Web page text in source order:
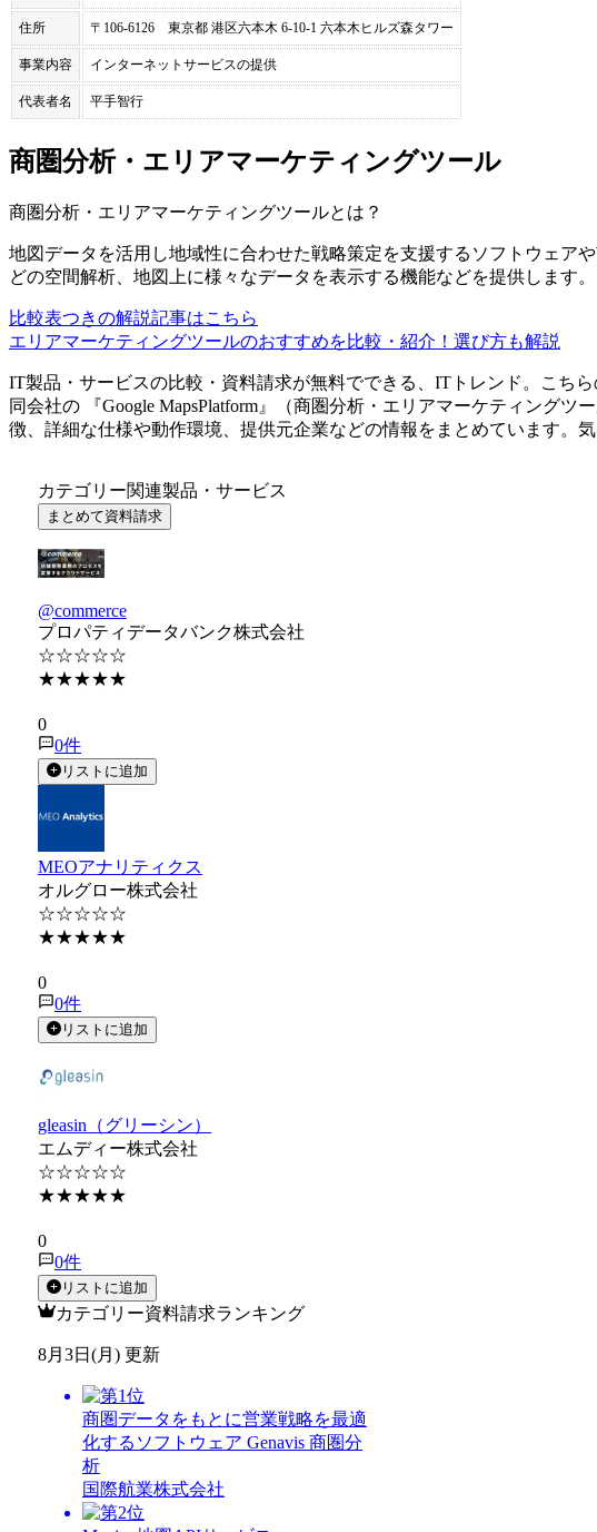
住所 〒106-6126 東京都 港区六本木 6-10-1 六本木ヒルズ森タワー
事業内容 インターネットサービスの提供
代表者名 平手智行
商圏分析・エリアマーケティングツール
商圏分析・エリアマーケティングツールとは？
地図データを活用し地域性に合わせた戦略策定を支援するソフトウェア
どの空間解析、地図上に様々なデータを表示する機能などを提供します。
比較表つきの解説記事はこちら
エリアマーケティングツールのおすすめを比較・紹介！選び方も解説
IT製品・サービスの比較・資料請求が無料でできる、ITトレンド。こちら
同会社の 『Google MapsPlatform 』（商圏分析・エリアマーケティングツ
徴、詳細な仕様や動作環境、提供元企業などの情報をまとめています。
カテゴリー関連製品・サービス
まとめて資料請求
@commerce
プロパティデータバンク株式会社
☆☆☆☆☆
★★★★★
0
0件
リストに追加
MEOアナリティクス
オルグロー株式会社
☆☆☆☆☆
★★★★★
0
0件
リストに追加
gleasin（グリーシン）
エムディー株式会社
☆☆☆☆☆
★★★★★
0
0件
リストに追加
カテゴリー資料請求ランキング
8月3日(月) 更新
商圏データをもとに営業戦略を最適
化するソフトウェア Genavis 商圏分
析
国際航業株式会社